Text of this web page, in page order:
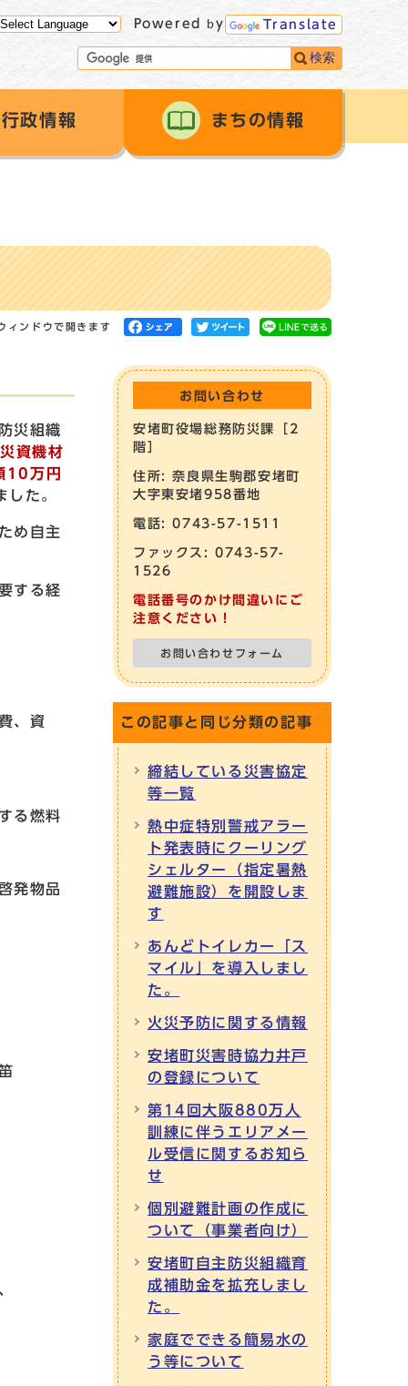
Powered by Translate
検索
行政情報 まちの情報
ィンドウで開きます
災組織
資機材
10万円
した。
め自主
する経
、資
る燃料
発物品
お問い合わせ
安堵町役場総務防災課［2
階］
住所: 奈良県生駒郡安堵町
大字東安堵958番地
電話: 0743-57-1511
ファックス: 0743-57-
1526
電話番号のかけ間違いにご
注意ください！
お問い合わせフォーム
この記事と同じ分類の記事
締結している災害協定
等一覧
熱中症特別警戒アラー
ト発表時にクーリング
シェルター（指定暑熱
避難施設）を開設しま
す
あんどトイレカー「ス
マイル」を導入しまし
た。
火災予防に関する情報
安堵町災害時協力井戸
の登録について
第14回大阪880万人
訓練に伴うエリアメー
ル受信に関するお知ら
せ
個別避難計画の作成に
ついて（事業者向け）
安堵町自主防災組織育
成補助金を拡充しまし
た。
家庭でできる簡易水の
う等について